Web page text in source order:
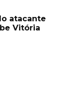
atacante
Vitória